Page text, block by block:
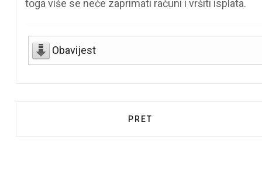
toga više se neće zaprimati računi i vršiti isplata.
Obavijest
PRETHODNI ČLANAK:
PRET